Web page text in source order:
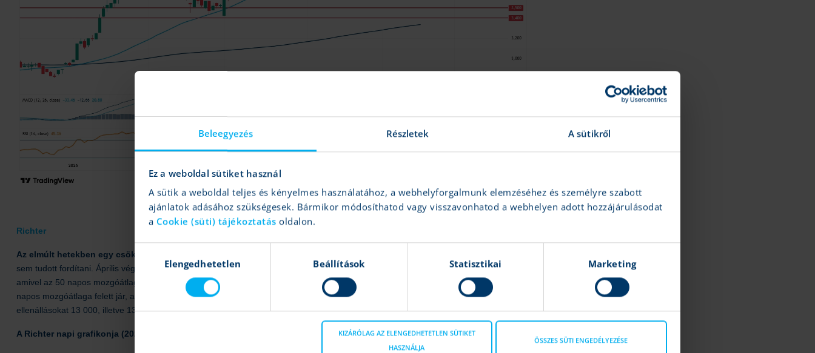
Beleegyezés Részletek A sütikről
Ez a weboldal sütiket használ
A sütik a weboldal teljes és kényelmes használatához, a webhelyforgalmunk elemzéséhez és személyre szabott
ajánlatok adásához szükségesek. Bármikor módosíthatod vagy visszavonhatod a webhelyen adott hozzájárulásodat
a Cookie (süti) tájékoztatás oldalon.
kiválasztásaElengedhetetlen Beállítások Statisztikai Marketing
KIZÁRÓLAG AZ ELENGEDHETETLEN SÜTIKET
HASZNÁLJA
ÖSSZES SÜTI ENGEDÉLYEZÉSE
Forrás: TradingView
Richter
Az elmúlt hetekben egy csökkenő trendcsatorna bontakozott ki a Richter grafikonján,
sem tudott fordítani. Április végén még 13 400 forint körül járt az árfolyam, múlt hét kedden viszont 12 300 forint alatt is járt a papír,
amivel az 50 napos mozgóátlaga alá került. Az előző hét második felében sikerült kismértékben javítani, a Richter így újra az 50
napos mozgóátlaga felett jár, ami technikailag is fontos szintnek számít, és a főbb támaszokat jelenti a mostani szinteken. Az
ellenállásokat 13 000, illetve 13 400 forintnál lehet azonosítani, miközben az MACD és RSI indikátorok egyelőre lefelé tartanak.
A Richter napi grafikonja (2026. 05. 18. 11:00)